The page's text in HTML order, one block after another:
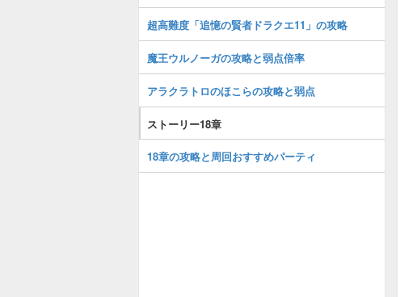
超高難度「追憶の賢者ドラクエ11」の攻略
魔王ウルノーガの攻略と弱点倍率
アラクラトロのほこらの攻略と弱点
ストーリー18章
18章の攻略と周回おすすめパーティ